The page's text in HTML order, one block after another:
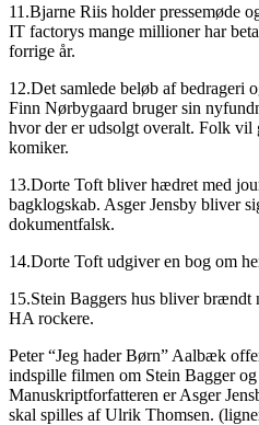
11.Bjarne Riis holder pressemøde
IT factorys mange millioner har
forrige år.
12.Det samlede beløb af bedrageri
Finn Nørbygaard bruger sin
hvor der er udsolgt overalt. Folk vil
komiker.
13.Dorte Toft bliver hædret med
bagklogskab. Asger Jensby bliver
dokumentfalsk.
14.Dorte Toft udgiver en bog om
15.Stein Baggers hus bliver brændt
HA rockere.
Peter “Jeg hader Børn” Aalbæk
indspille filmen om Stein Bagger
Manuskriptforfatteren er Asger
skal spilles af Ulrik Thomsen.